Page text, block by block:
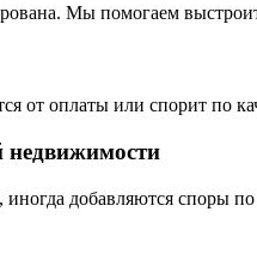
Мы помогаем
от оплаты или спорит по
недвижимости
иногда добавляются